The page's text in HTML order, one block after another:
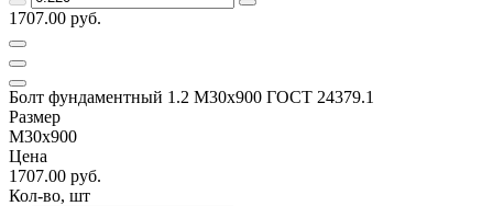
1707.00 руб.
Болт фундаментный 1.2 М30х900 ГОСТ 24379.1
Размер
М30х900
Цена
1707.00 руб.
Кол-во, шт